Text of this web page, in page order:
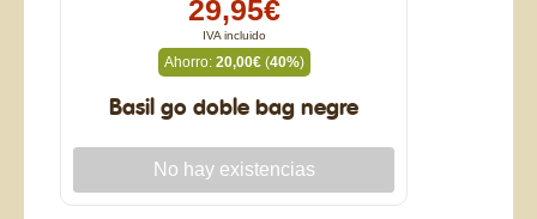
29,95€
IVA incluido
Ahorro: 20,00€(40%)
Basil go doble bag negre